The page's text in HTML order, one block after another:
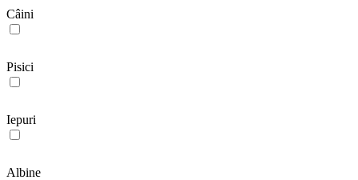
Câini
Pisici
Iepuri
Albine